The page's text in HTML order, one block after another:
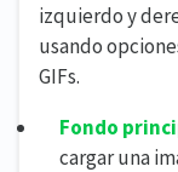
izquierdo y
usando
GIFs.
Fondo
cargar una